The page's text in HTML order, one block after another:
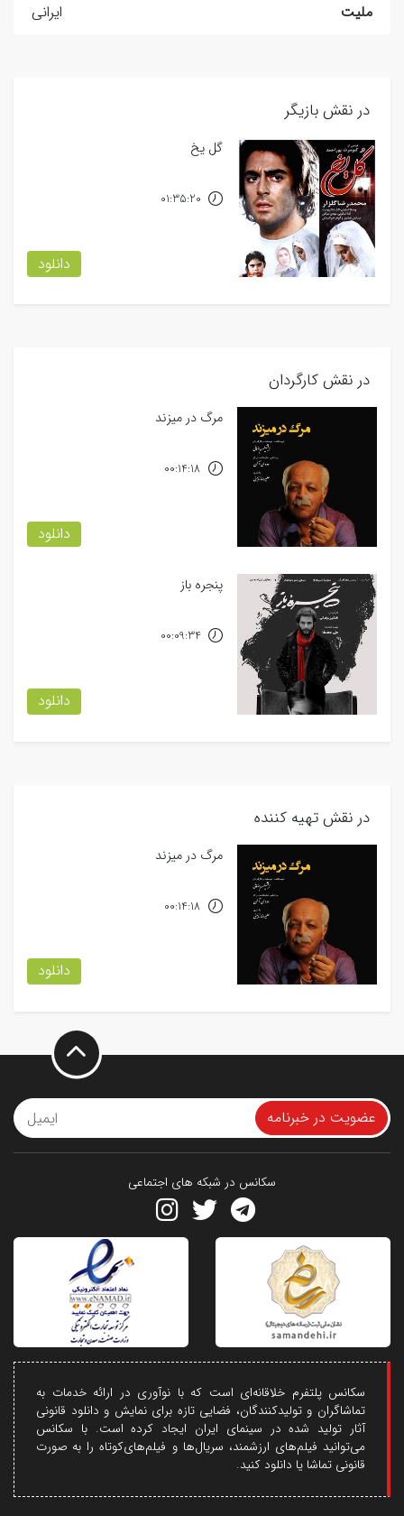
ملیت
ایرانی
در نقش بازیگر
گل یخ
دانلود
01:35:20
در نقش کارگردان
مرگ در میزند
دانلود
00:14:18
پنجره باز
دانلود
00:09:34
در نقش تهیه کننده
مرگ در میزند
دانلود
00:14:18
عضویت در خبرنامه
سکانس در شبکه های اجتماعی
سکانس پلتفرم خلاقانه‌ای است که با نوآوری در ارائه خدمات به
تماشاگران و تولیدکنندگان، فضایی تازه برای نمایش و دانلود قانونی
آثار تولید شده در سینمای ایران ایجاد کرده است. با سکانس
می‌توانید فیلم‌های ارزشمند، سریال‌ها و فیلم‌های‌کوتاه را به صورت
قانونی تماشا یا دانلود کنید.